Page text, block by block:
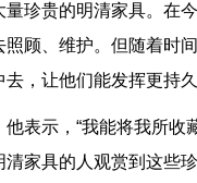
量珍贵的明清家具。在
照顾、维护。但随着时
去，让他们能发挥更
他表示，“我能将我所收
清家具的人观赏到这些